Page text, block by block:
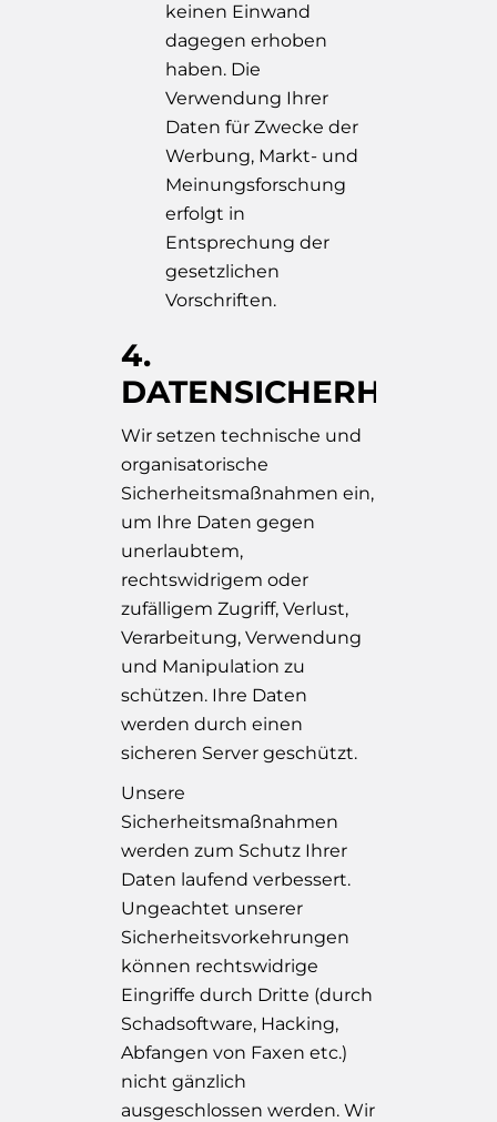
keinen Einwand
dagegen erhoben
haben. Die
Verwendung Ihrer
Daten für Zwecke der
Werbung, Markt- und
Meinungsforschung
erfolgt in
Entsprechung der
gesetzlichen
Vorschriften.
4.
DATENSICHERHEIT
Wir setzen technische und
organisatorische
Sicherheitsmaßnahmen ein,
um Ihre Daten gegen
unerlaubtem,
rechtswidrigem oder
zufälligem Zugriff, Verlust,
Verarbeitung, Verwendung
und Manipulation zu
schützen. Ihre Daten
werden durch einen
sicheren Server geschützt.
Unsere
Sicherheitsmaßnahmen
werden zum Schutz Ihrer
Daten laufend verbessert.
Ungeachtet unserer
Sicherheitsvorkehrungen
können rechtswidrige
Eingriffe durch Dritte (durch
Schadsoftware, Hacking,
Abfangen von Faxen etc.)
nicht gänzlich
ausgeschlossen werden. Wir